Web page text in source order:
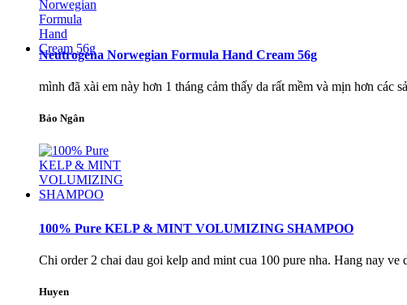
Neutrogena Norwegian Formula Hand Cream 56g
mình đã xài em này hơn 1 tháng cảm thấy da rất mềm và mịn hơn các
Bảo Ngân
100% Pure KELP & MINT VOLUMIZING SHAMPOO
Chi order 2 chai dau goi kelp and mint cua 100 pure nha. Hang nay
Huyen